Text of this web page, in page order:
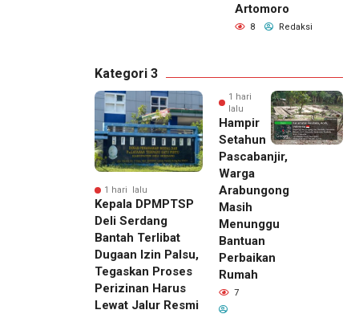
Artomoro
8 Redaksi
Kategori 3
1 hari lalu
Kepala DPMPTSP
Deli Serdang
Bantah Terlibat
Dugaan Izin Palsu,
Tegaskan Proses
Perizinan Harus
Lewat Jalur Resmi
1 hari
lalu
Hampir
Setahun
Pascabanjir,
Warga
Arabungong
Masih
Menunggu
Bantuan
Perbaikan
Rumah
7